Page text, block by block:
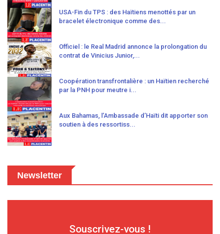
USA-Fin du TPS : des Haïtiens menottés par un
bracelet électronique comme des...
Officiel : le Real Madrid annonce la prolongation du
contrat de Vinicius Junior,...
Coopération transfrontalière : un Haïtien recherché
par la PNH pour meutre i...
Aux Bahamas, l’Ambassade d’Haïti dit apporter son
soutien à des ressortiss...
Newsletter
Souscrivez-vous !